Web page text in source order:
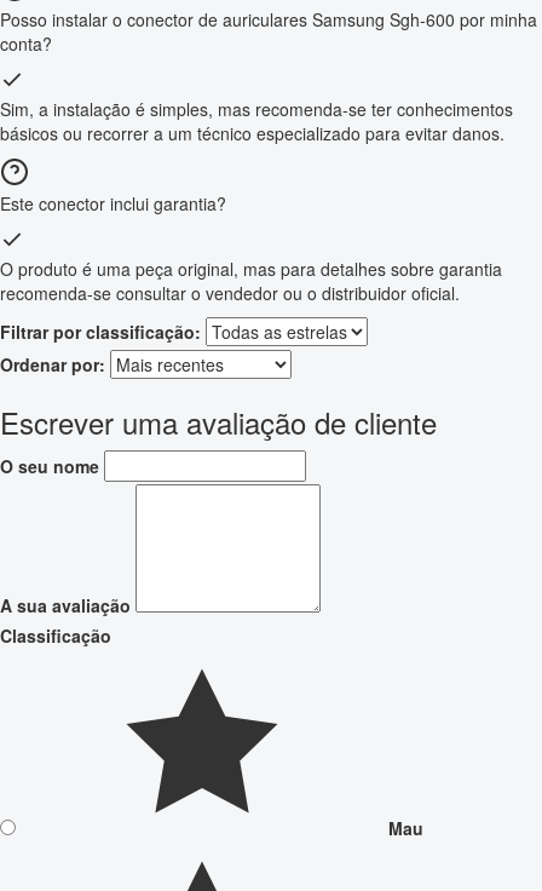
Posso instalar o conector de auriculares Samsung Sgh-600 por minha
conta?
Sim, a instalação é simples, mas recomenda-se ter conhecimentos
básicos ou recorrer a um técnico especializado para evitar danos.
Este conector inclui garantia?
O produto é uma peça original, mas para detalhes sobre garantia
recomenda-se consultar o vendedor ou o distribuidor oficial.
Filtrar por classificação:
Ordenar por:
Escrever uma avaliação de cliente
O seu nome
A sua avaliação
Classificação
Mau